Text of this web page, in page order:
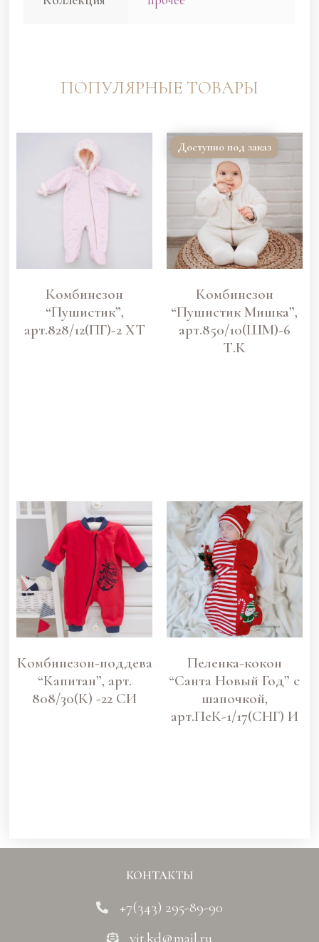
ПОПУЛЯРНЫЕ ТОВАРЫ
Комбинезон
“Пушистик”,
арт.828/12(ПГ)-2 ХТ
Доступно под заказ
Комбинезон
“Пушистик Мишка”,
арт.850/10(ШМ)-6
Т.К
Комбинезон-поддева
“Капитан”, арт.
808/30(К) -22 СИ
Пеленка-кокон
“Санта Новый Год” с
шапочкой,
арт.ПеК-1/17(СНГ) И
КОНТАКТЫ
+7(343) 295-89-90
vit.kd@mail.ru